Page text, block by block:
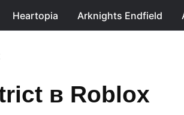
Heartopia Arknights Endfield
в Roblox